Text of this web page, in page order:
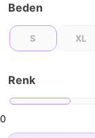
Beden
S XL
Renk
0